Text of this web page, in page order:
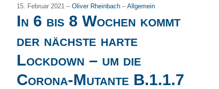
15. Februar 2021 –Oliver Rheinbach–Allgemein
In 6 bis 8 Wochen kommt
der nächste harte
Lockdown – um die
Corona-Mutante B.1.1.7